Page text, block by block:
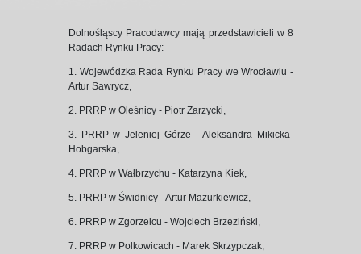
Dolnośląscy Pracodawcy mają przedstawicieli w 8
Radach Rynku Pracy:
1. Wojewódzka Rada Rynku Pracy we Wrocławiu -
Artur Sawrycz,
2. PRRP w Oleśnicy - Piotr Zarzycki,
3. PRRP w Jeleniej Górze - Aleksandra Mikicka-
Hobgarska,
4. PRRP w Wałbrzychu - Katarzyna Kiek,
5. PRRP w Świdnicy - Artur Mazurkiewicz,
6. PRRP w Zgorzelcu - Wojciech Brzeziński,
7. PRRP w Polkowicach - Marek Skrzypczak,